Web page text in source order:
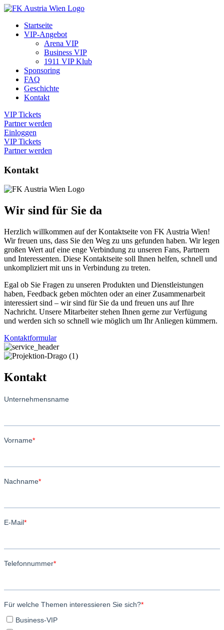
Startseite
VIP-Angebot
Arena VIP
Business VIP
1911 VIP Klub
Sponsoring
FAQ
Geschichte
Kontakt
VIP Tickets
Partner werden
Einloggen
VIP Tickets
Partner werden
Kontakt
Wir sind für Sie da
Herzlich willkommen auf der Kontaktseite von FK Austria Wien!
Wir freuen uns, dass Sie den Weg zu uns gefunden haben. Wir legen
großen Wert auf eine enge Verbindung zu unseren Fans, Partnern
und Interessenten. Diese Kontaktseite soll Ihnen helfen, schnell und
unkompliziert mit uns in Verbindung zu treten.
Egal ob Sie Fragen zu unseren Produkten und Dienstleistungen
haben, Feedback geben möchten oder an einer Zusammenarbeit
interessiert sind – wir sind für Sie da und freuen uns auf Ihre
Nachricht. Unsere Mitarbeiter stehen Ihnen gerne zur Verfügung
und werden sich so schnell wie möglich um Ihr Anliegen kümmern.
Kontaktformular
Kontakt